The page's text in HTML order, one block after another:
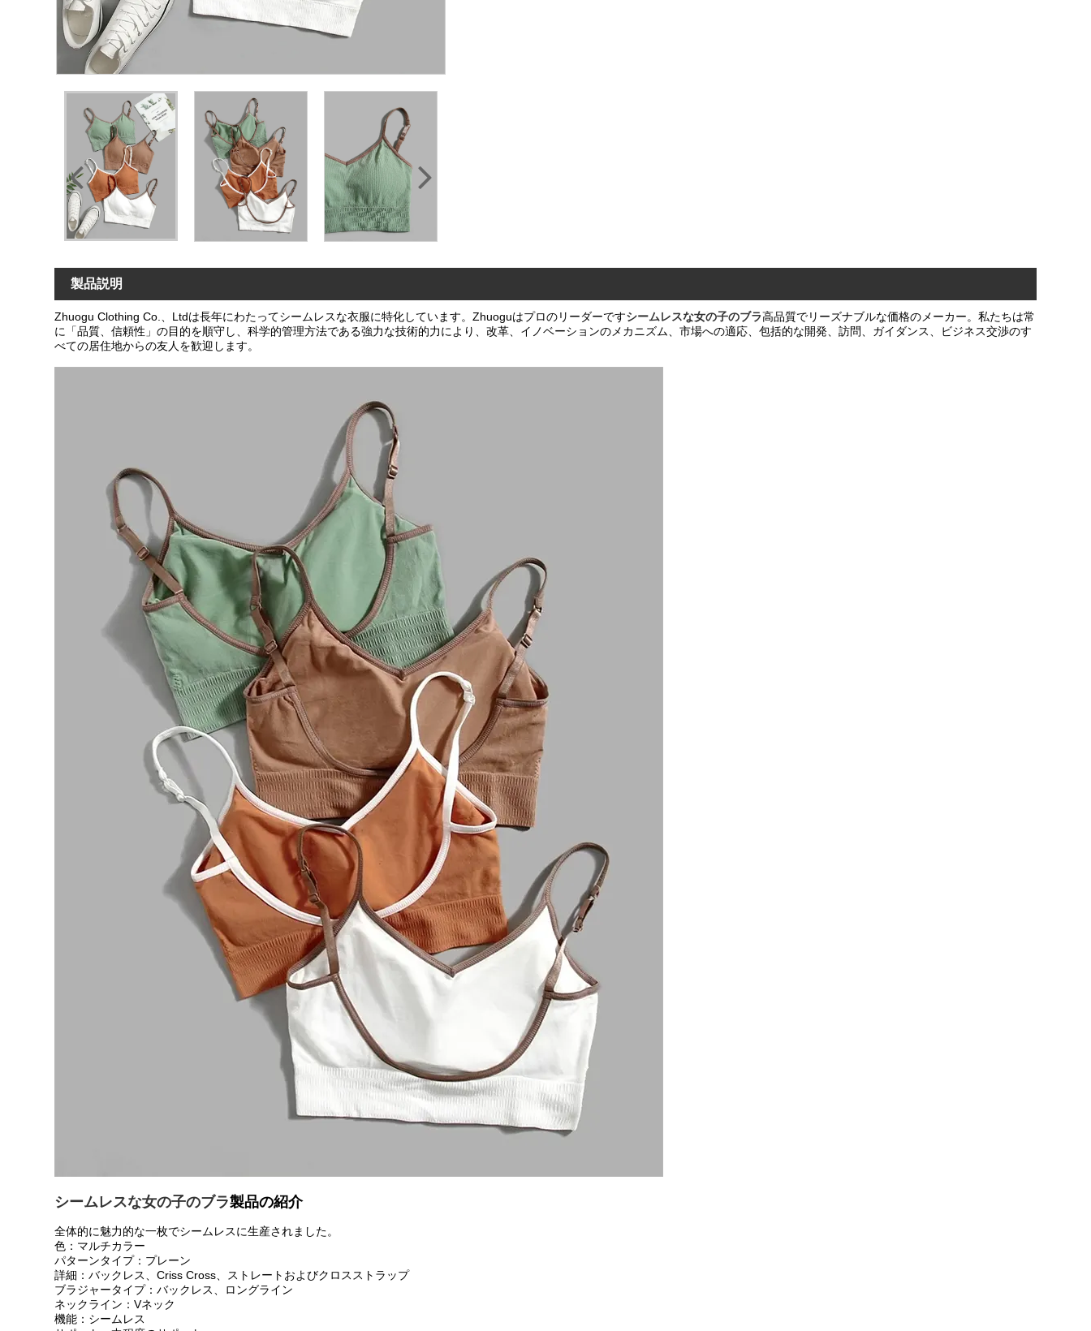
製品説明
Zhuogu Clothing Co.、Ltdは長年にわたってシームレスな衣服に特化しています。Zhuoguはプロのリーダーですシームレスな女の子のブラ高品質でリーズナブルな価格のメーカー。私たちは常
に「品質、信頼性」の目的を順守し、科学的管理方法である強力な技術的力により、改革、イノベーションのメカニズム、市場への適応、包括的な開発、訪問、ガイダンス、ビジネス交渉のす
べての居住地からの友人を歓迎します。
シームレスな女の子のブラ製品の紹介
全体的に魅力的な一枚でシームレスに生産されました。
色：マルチカラー
パターンタイプ：プレーン
詳細：バックレス、Criss Cross、ストレートおよびクロスストラップ
ブラジャータイプ：バックレス、ロングライン
ネックライン：Vネック
機能：シームレス